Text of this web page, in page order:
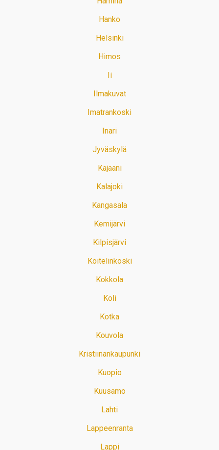
Hanko
Helsinki
Himos
Ii
Ilmakuvat
Imatrankoski
Inari
Jyväskylä
Kajaani
Kalajoki
Kangasala
Kemijärvi
Kilpisjärvi
Koitelinkoski
Kokkola
Koli
Kotka
Kouvola
Kristiinankaupunki
Kuopio
Kuusamo
Lahti
Lappeenranta
Lappi